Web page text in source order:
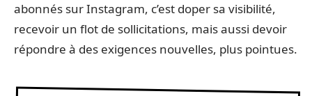
abonnés sur Instagram, c’est doper sa visibilité,
recevoir un flot de sollicitations, mais aussi devoir
répondre à des exigences nouvelles, plus pointues.